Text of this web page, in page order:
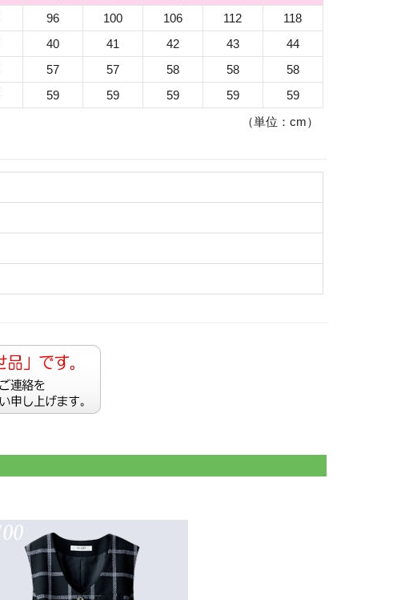
96 100 106 112
118
40 41 42 43
44
57 57 58 58
58
59 59 59 59
59
（単位：cm）